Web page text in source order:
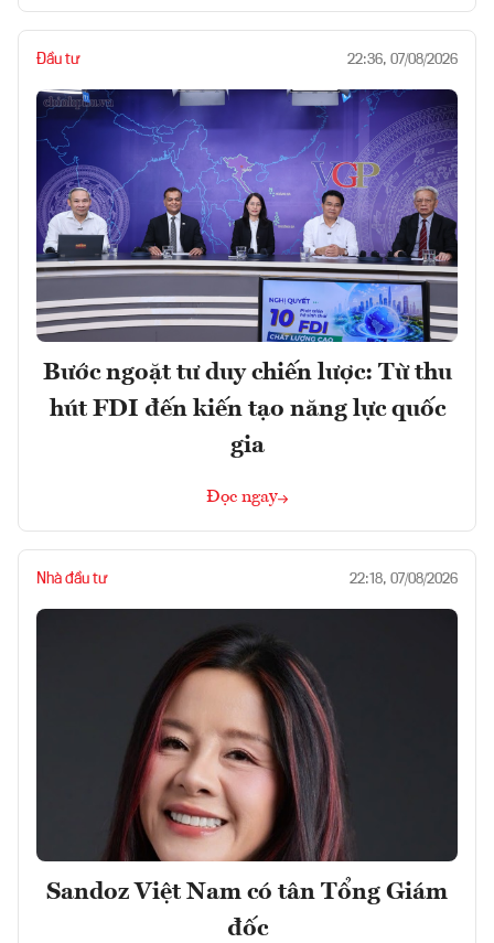
Đầu tư 22:36, 07/08/2026
Bước ngoặt tư duy chiến lược: Từ thu
hút FDI đến kiến tạo năng lực quốc
gia
Đọc ngay
Nhà đầu tư 22:18, 07/08/2026
Sandoz Việt Nam có tân Tổng Giám
đốc